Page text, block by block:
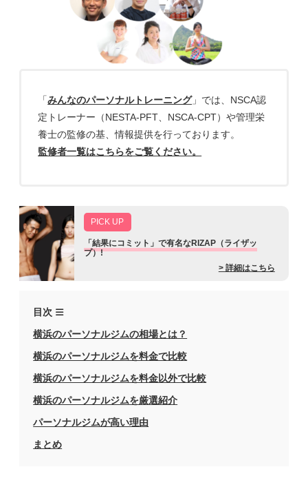
「みんなのパーソナルトレーニング」では、NSCA認
定トレーナー（NESTA-PFT、NSCA-CPT）や管理栄
養士の監修の基、情報提供を行っております。
監修者一覧はこちらをご覧ください。
PICK UP
「結果にコミット」で有名なRIZAP（ライザッ
プ）!
業界最大手のパーソナルジムで、人生最後のダイエ
> 詳細はこちら
目次
横浜のパーソナルジムの相場とは？
横浜のパーソナルジムを料金で比較
横浜のパーソナルジムを料金以外で比較
横浜のパーソナルジムを厳選紹介
パーソナルジムが高い理由
まとめ